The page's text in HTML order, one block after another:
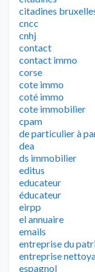
citadines
cncc
cnhj
contact
contact immo
corse
cote immo
coté immo
cote immobilier
cpam
de particulier à
dea
ds immobilier
editus
educateur
éducateur
eirpp
el annuaire
emails
entreprise du
entreprise
espagnol